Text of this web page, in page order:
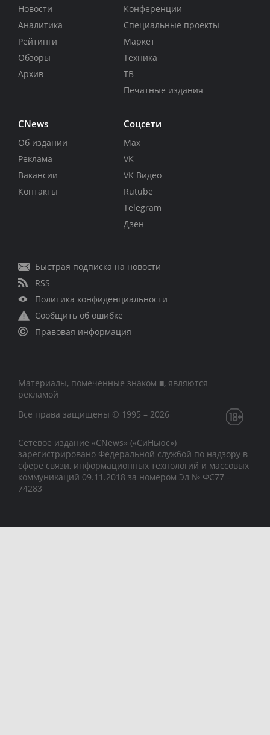
Новости
Аналитика
Рейтинги
Обзоры
Архив
Конференции
Специальные проекты
Маркет
Техника
ТВ
Печатные издания
CNews
Об издании
Реклама
Вакансии
Контакты
Соцсети
Max
VK
VK Видео
Rutube
Telegram
Дзен
Быстрая подписка на новости
RSS
Политика конфиденциальности
Сообщить об ошибке
Правовая информация
Материалы, помеченные знаком ■, являются
рекламой
Все права защищены © 1995 – 2026
Сетевое издание «CNews» («СиНьюс»)
зарегистрировано Федеральной службой по надзору в
сфере связи, информационных технологий и массовых
коммуникаций 09.11.2018 за номером Эл № ФС77 –
74283